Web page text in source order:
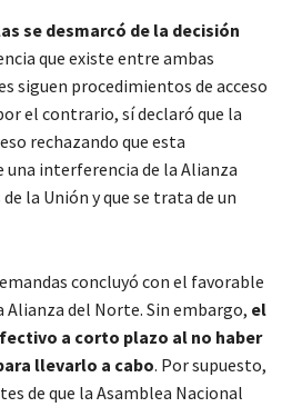
se desmarcó de la decisión
que existe entre ambas
siguen procedimientos de acceso
el contrario, sí declaró que la
rechazando que esta
una interferencia de la Alianza
la Unión y que se trata de un
concluyó con el favorable
Alianza del Norte. Sin embargo, el
a corto plazo al no haber
llevarlo a cabo. Por supuesto,
de que la Asamblea Nacional